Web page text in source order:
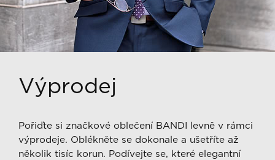
Výprodej
Pořiďte si značkové oblečení BANDI levně v rámci
výprodeje. Oblékněte se dokonale a ušetříte až
několik tisíc korun. Podívejte se, které elegantní